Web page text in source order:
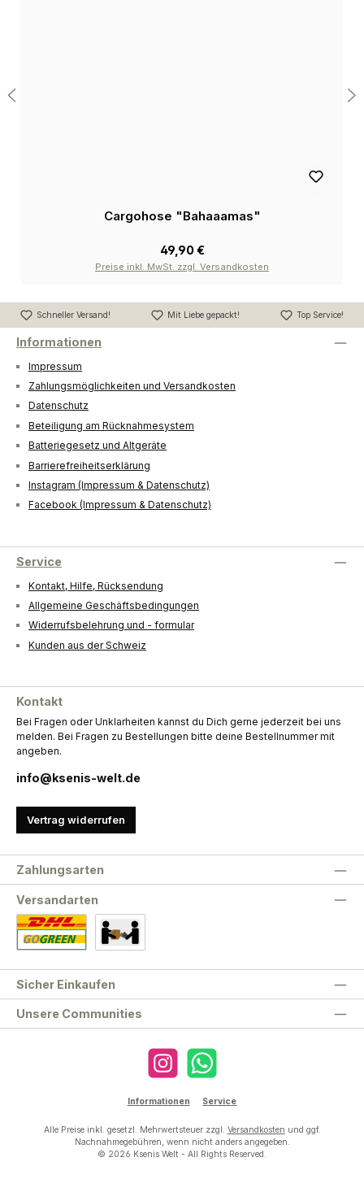
Cargohose "Bahaaamas"
49,90 €
Preise inkl. MwSt. zzgl. Versandkosten
Schneller Versand! Mit Liebe gepackt! Top Service!
Informationen
Impressum
Zahlungsmöglichkeiten und Versandkosten
Datenschutz
Beteiligung am Rücknahmesystem
Batteriegesetz und Altgeräte
Barrierefreiheitserklärung
Instagram (Impressum & Datenschutz)
Facebook (Impressum & Datenschutz)
Service
Kontakt, Hilfe, Rücksendung
Allgemeine Geschäftsbedingungen
Widerrufsbelehrung und - formular
Kunden aus der Schweiz
Kontakt
Bei Fragen oder Unklarheiten kannst du Dich gerne jederzeit bei uns
melden. Bei Fragen zu Bestellungen bitte deine Bestellnummer mit
angeben.
info@ksenis-welt.de
Vertrag widerrufen
Unsere Communities
Zahlungsarten
Versandarten
Sicher Einkaufen
Instagram WhatsApp
Informationen Service
Alle Preise inkl. gesetzl. Mehrwertsteuer zzgl. Versandkosten und ggf.
Nachnahmegebühren, wenn nicht anders angegeben.
© 2026 Ksenis Welt - All Rights Reserved.